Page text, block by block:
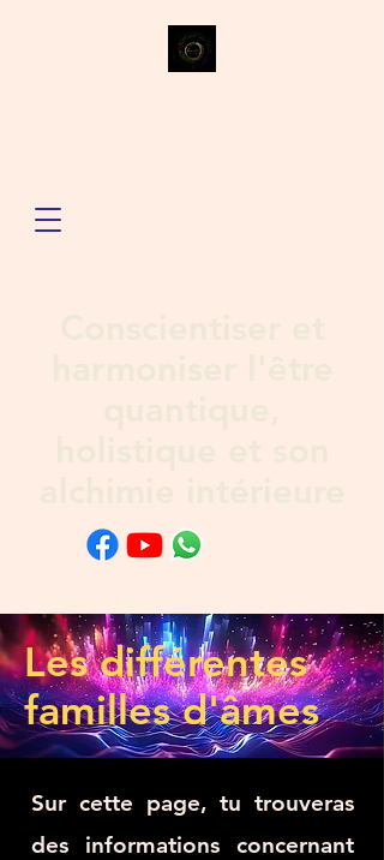
Les différentes
familles d'âmes
Sur cette page, tu trouveras
des informations concernant